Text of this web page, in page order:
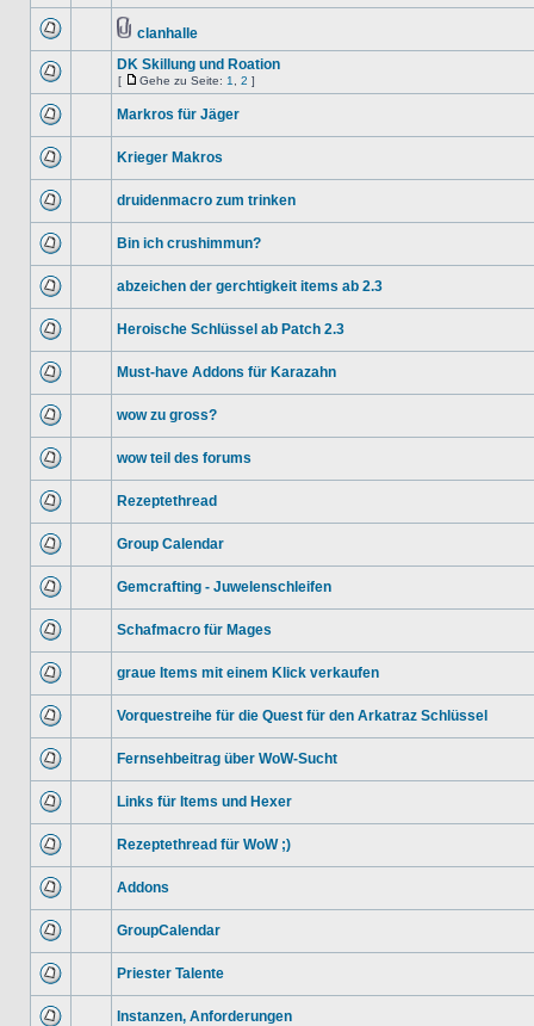
clanhalle
DK Skillung und Roation
[ Gehe zu Seite: 1 2 ]
Markros für Jäger
Krieger Makros
druidenmacro zum trinken
Bin ich crushimmun?
abzeichen der gerchtigkeit items ab 2.3
Heroische Schlüssel ab Patch 2.3
Must-have Addons für Karazahn
wow zu gross?
wow teil des forums
Rezeptethread
Group Calendar
Gemcrafting - Juwelenschleifen
Schafmacro für Mages
graue Items mit einem Klick verkaufen
Vorquestreihe für die Quest für den Arkatraz Schlüssel
Fernsehbeitrag über WoW-Sucht
Links für Items und Hexer
Rezeptethread für WoW ;)
Addons
GroupCalendar
Priester Talente
Instanzen, Anforderungen